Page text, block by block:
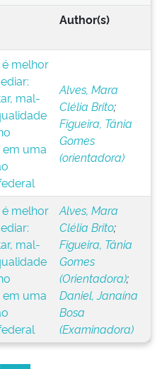
Author(s)
melhor
mal-
uma
Alves, Mara
Clélia Brito;
Figueira, Tânia
Gomes
(orientadora)
melhor
mal-
uma
Alves, Mara
Clélia Brito;
Figueira, Tânia
Gomes
(Orientadora);
Daniel, Janaína
Bosa
(Examinadora)